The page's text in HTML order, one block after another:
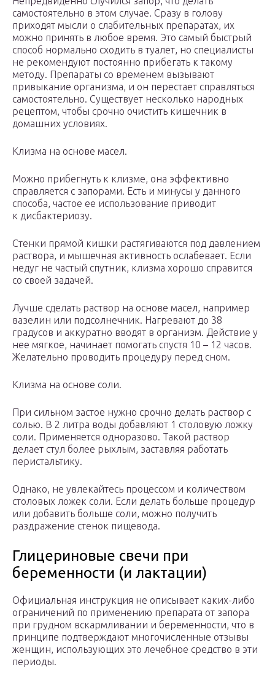
самостоятельно в этом случае. Сразу в голову
приходят мысли о слабительных препаратах, их
можно принять в любое время. Это самый быстрый
способ нормально сходить в туалет, но специалисты
не рекомендуют постоянно прибегать к такому
методу. Препараты со временем вызывают
привыкание организма, и он перестает справляться
самостоятельно. Существует несколько народных
рецептом, чтобы срочно очистить кишечник в
домашних условиях.
Клизма на основе масел.
Можно прибегнуть к клизме, она эффективно
справляется с запорами. Есть и минусы у данного
способа, частое ее использование приводит
к дисбактериозу.
Стенки прямой кишки растягиваются под давлением
раствора, и мышечная активность ослабевает. Если
недуг не частый спутник, клизма хорошо справится
со своей задачей.
Лучше сделать раствор на основе масел, например
вазелин или подсолнечник. Нагревают до 38
градусов и аккуратно вводят в организм. Действие у
нее мягкое, начинает помогать спустя 10 – 12 часов.
Желательно проводить процедуру перед сном.
Клизма на основе соли.
При сильном застое нужно срочно делать раствор с
солью. В 2 литра воды добавляют 1 столовую ложку
соли. Применяется одноразово. Такой раствор
делает стул более рыхлым, заставляя работать
перистальтику.
Однако, не увлекайтесь процессом и количеством
столовых ложек соли. Если делать больше процедур
или добавить больше соли, можно получить
раздражение стенок пищевода.
Глицериновые свечи при
беременности (и лактации)
Официальная инструкция не описывает каких-либо
ограничений по применению препарата от запора
при грудном вскармливании и беременности, что в
принципе подтверждают многочисленные отзывы
женщин, использующих это лечебное средство в эти
периоды.